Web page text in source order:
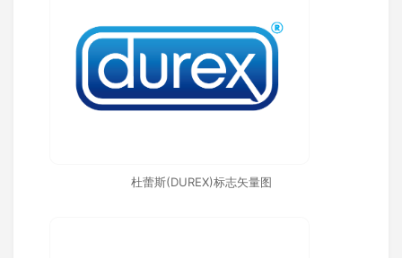
杜蕾斯(DUREX)标志矢量图